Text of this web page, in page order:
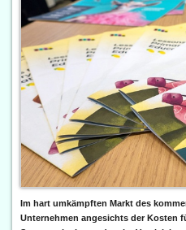
Im hart umkämpften Markt des
Unternehmen angesichts der Kosten